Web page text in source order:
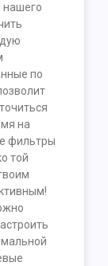
по
на
фильтры
той